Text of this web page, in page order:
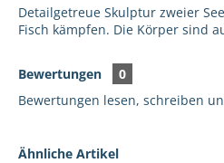
Detailgetreue Skulptur zweier
Fisch kämpfen. Die Körper sind
Bewertungen
0
Bewertungen lesen, schreiben
Ähnliche Artikel